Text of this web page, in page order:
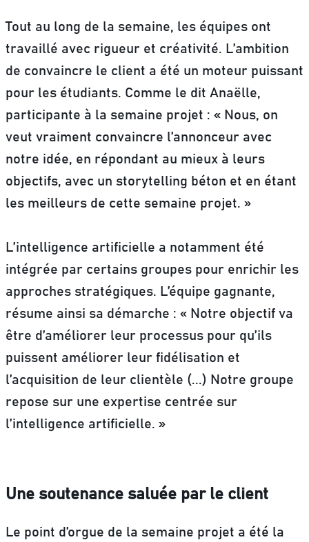
Tout au long de la semaine, les équipes ont
travaillé avec rigueur et créativité. L’ambition
de convaincre le client a été un moteur puissant
pour les étudiants. Comme le dit Anaëlle,
participante à la semaine projet : « Nous, on
veut vraiment convaincre l’annonceur avec
notre idée, en répondant au mieux à leurs
objectifs, avec un storytelling béton et en étant
les meilleurs de cette semaine projet. »
L’intelligence artificielle a notamment été
intégrée par certains groupes pour enrichir les
approches stratégiques. L’équipe gagnante,
résume ainsi sa démarche : « Notre objectif va
être d’améliorer leur processus pour qu’ils
puissent améliorer leur fidélisation et
l’acquisition de leur clientèle (...) Notre groupe
repose sur une expertise centrée sur
l’intelligence artificielle. »
Une soutenance saluée par le client
Le point d’orgue de la semaine projet a été la